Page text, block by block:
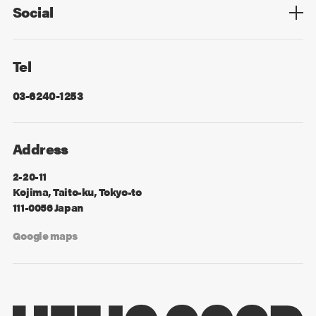
Social
Tel
03-6240-1253
Address
2-20-11
Kojima, Taito-ku, Tokyo-to
111-0056 Japan
Google maps